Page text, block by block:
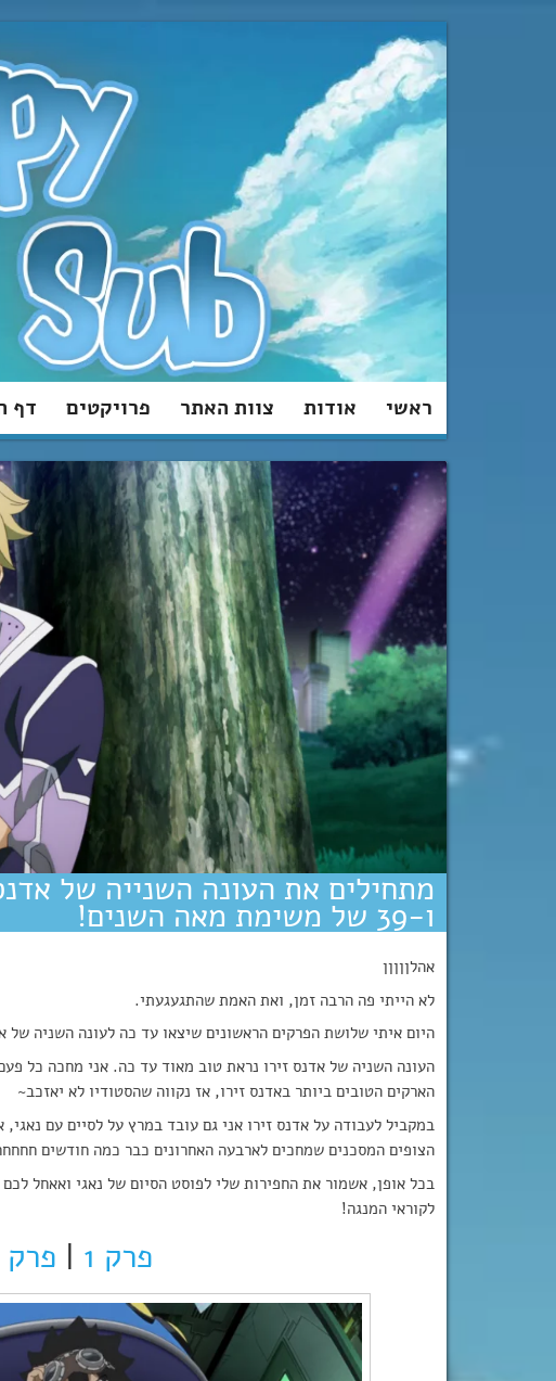
ראשי אודות צוות האתר פרויקטים דף
ו-39 של משימת מאה השנים!
אהלןןןןן
לא הייתי פה הרבה זמן, ואת האמת שהתגעגעתי.
היום איתי שלושת הפרקים הראשונים שיצאו עד כה לעונה השניה של
העונה השניה של אדנס זירו נראת טוב מאוד עד כה. אני מחכה כל
הארקים הטובים ביותר באדנס זירו, אז נקווה שהסטודיו לא יאזכב~
במקביל לעבודה על אדנס זירו אני גם עובד במרץ על לסיים עם
הצופים המסכנים שמחכים לארבעה האחרונים כבר כמה חודשים
בכל אופן, אשמור את החפירות שלי לפוסט הסיום של נאגי ואאחל
לקוראי המנגה!
פרק 1 | פרק 2